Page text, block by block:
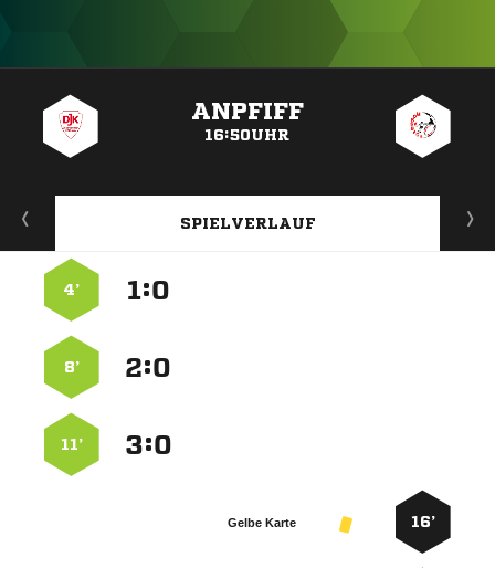
ANPFIFF
16:50UHR
SPIELVERLAUF
:
4’
:
8’
:
11’
16’
Gelbe Karte